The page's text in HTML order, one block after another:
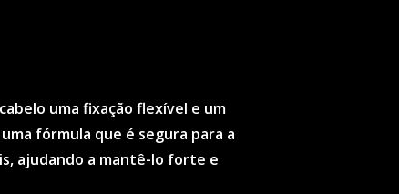
uma fixação flexível e um
fórmula que é segura para a
ajudando a mantê-lo forte e